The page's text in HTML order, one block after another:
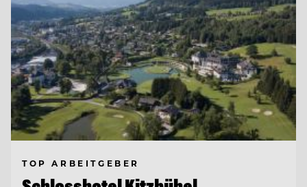
TOP ARBEITGEBER